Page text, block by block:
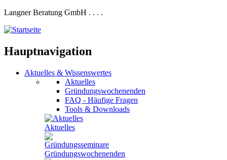
Langner Beratung GmbH . . . .
Hauptnavigation
Aktuelles & Wissenswertes
Aktuelles
Gründungswochenenden
FAQ - Häufige Fragen
Tools & Downloads
Aktuelles
Gründungswochenenden